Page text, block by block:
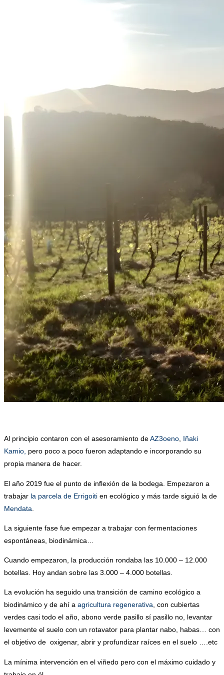
Al principio contaron con el asesoramiento deAZ3oeno, Iñaki
Kamio, pero poco a poco fueron adaptando e incorporando su
propia manera de hacer.
El año 2019 fue el punto de inflexión de la bodega. Empezaron a
trabajar la parcela de Errigoiti en ecológico y más tarde siguió la de
Mendata
La siguiente fase fue empezar a trabajar con fermentaciones
espontáneas, biodinámica…
Cuando empezaron, la producción rondaba las 10.000 – 12.000
botellas. Hoy andan sobre las 3.000 – 4.000 botellas.
La evolución ha seguido una transición de camino ecológico a
biodinámico y de ahí a agricultura regenerativa, con cubiertas
verdes casi todo el año, abono verde pasillo sí pasillo no, levantar
levemente el suelo con un rotavator para plantar nabo, habas… con
el objetivo de oxigenar, abrir y profundizar raíces en el suelo ….etc
La mínima intervención en el viñedo pero con el máximo cuidado y